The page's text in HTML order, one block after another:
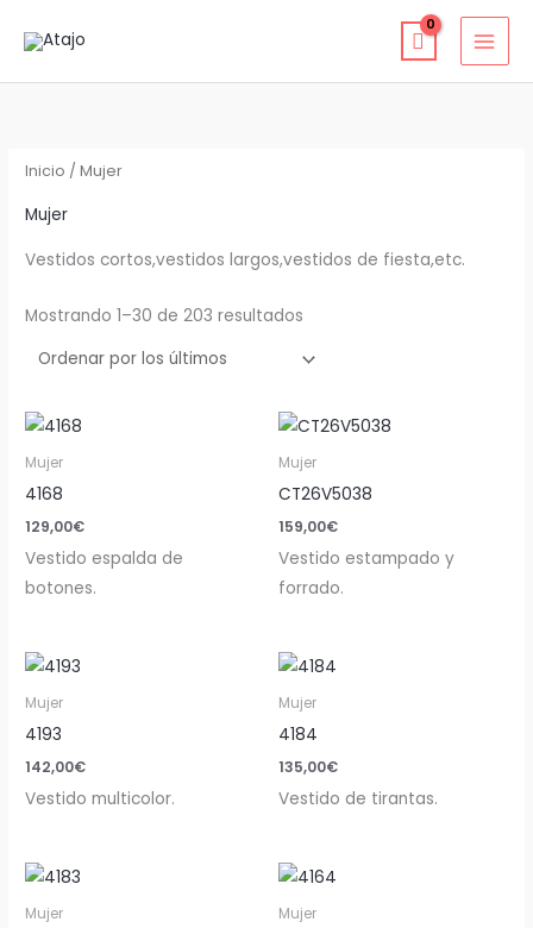
Inicio / Mujer
Mujer
Vestidos cortos,vestidos largos,vestidos de fiesta,etc.
Mostrando 1–30 de 203 resultados
Ordenado
Mujer
4168
129,00€
Vestido espalda de
botones.
Mujer
CT26V5038
159,00€
Vestido estampado y
forrado.
Mujer
4193
142,00€
Vestido multicolor.
Mujer
4184
135,00€
Vestido de tirantas.
Mujer Mujer